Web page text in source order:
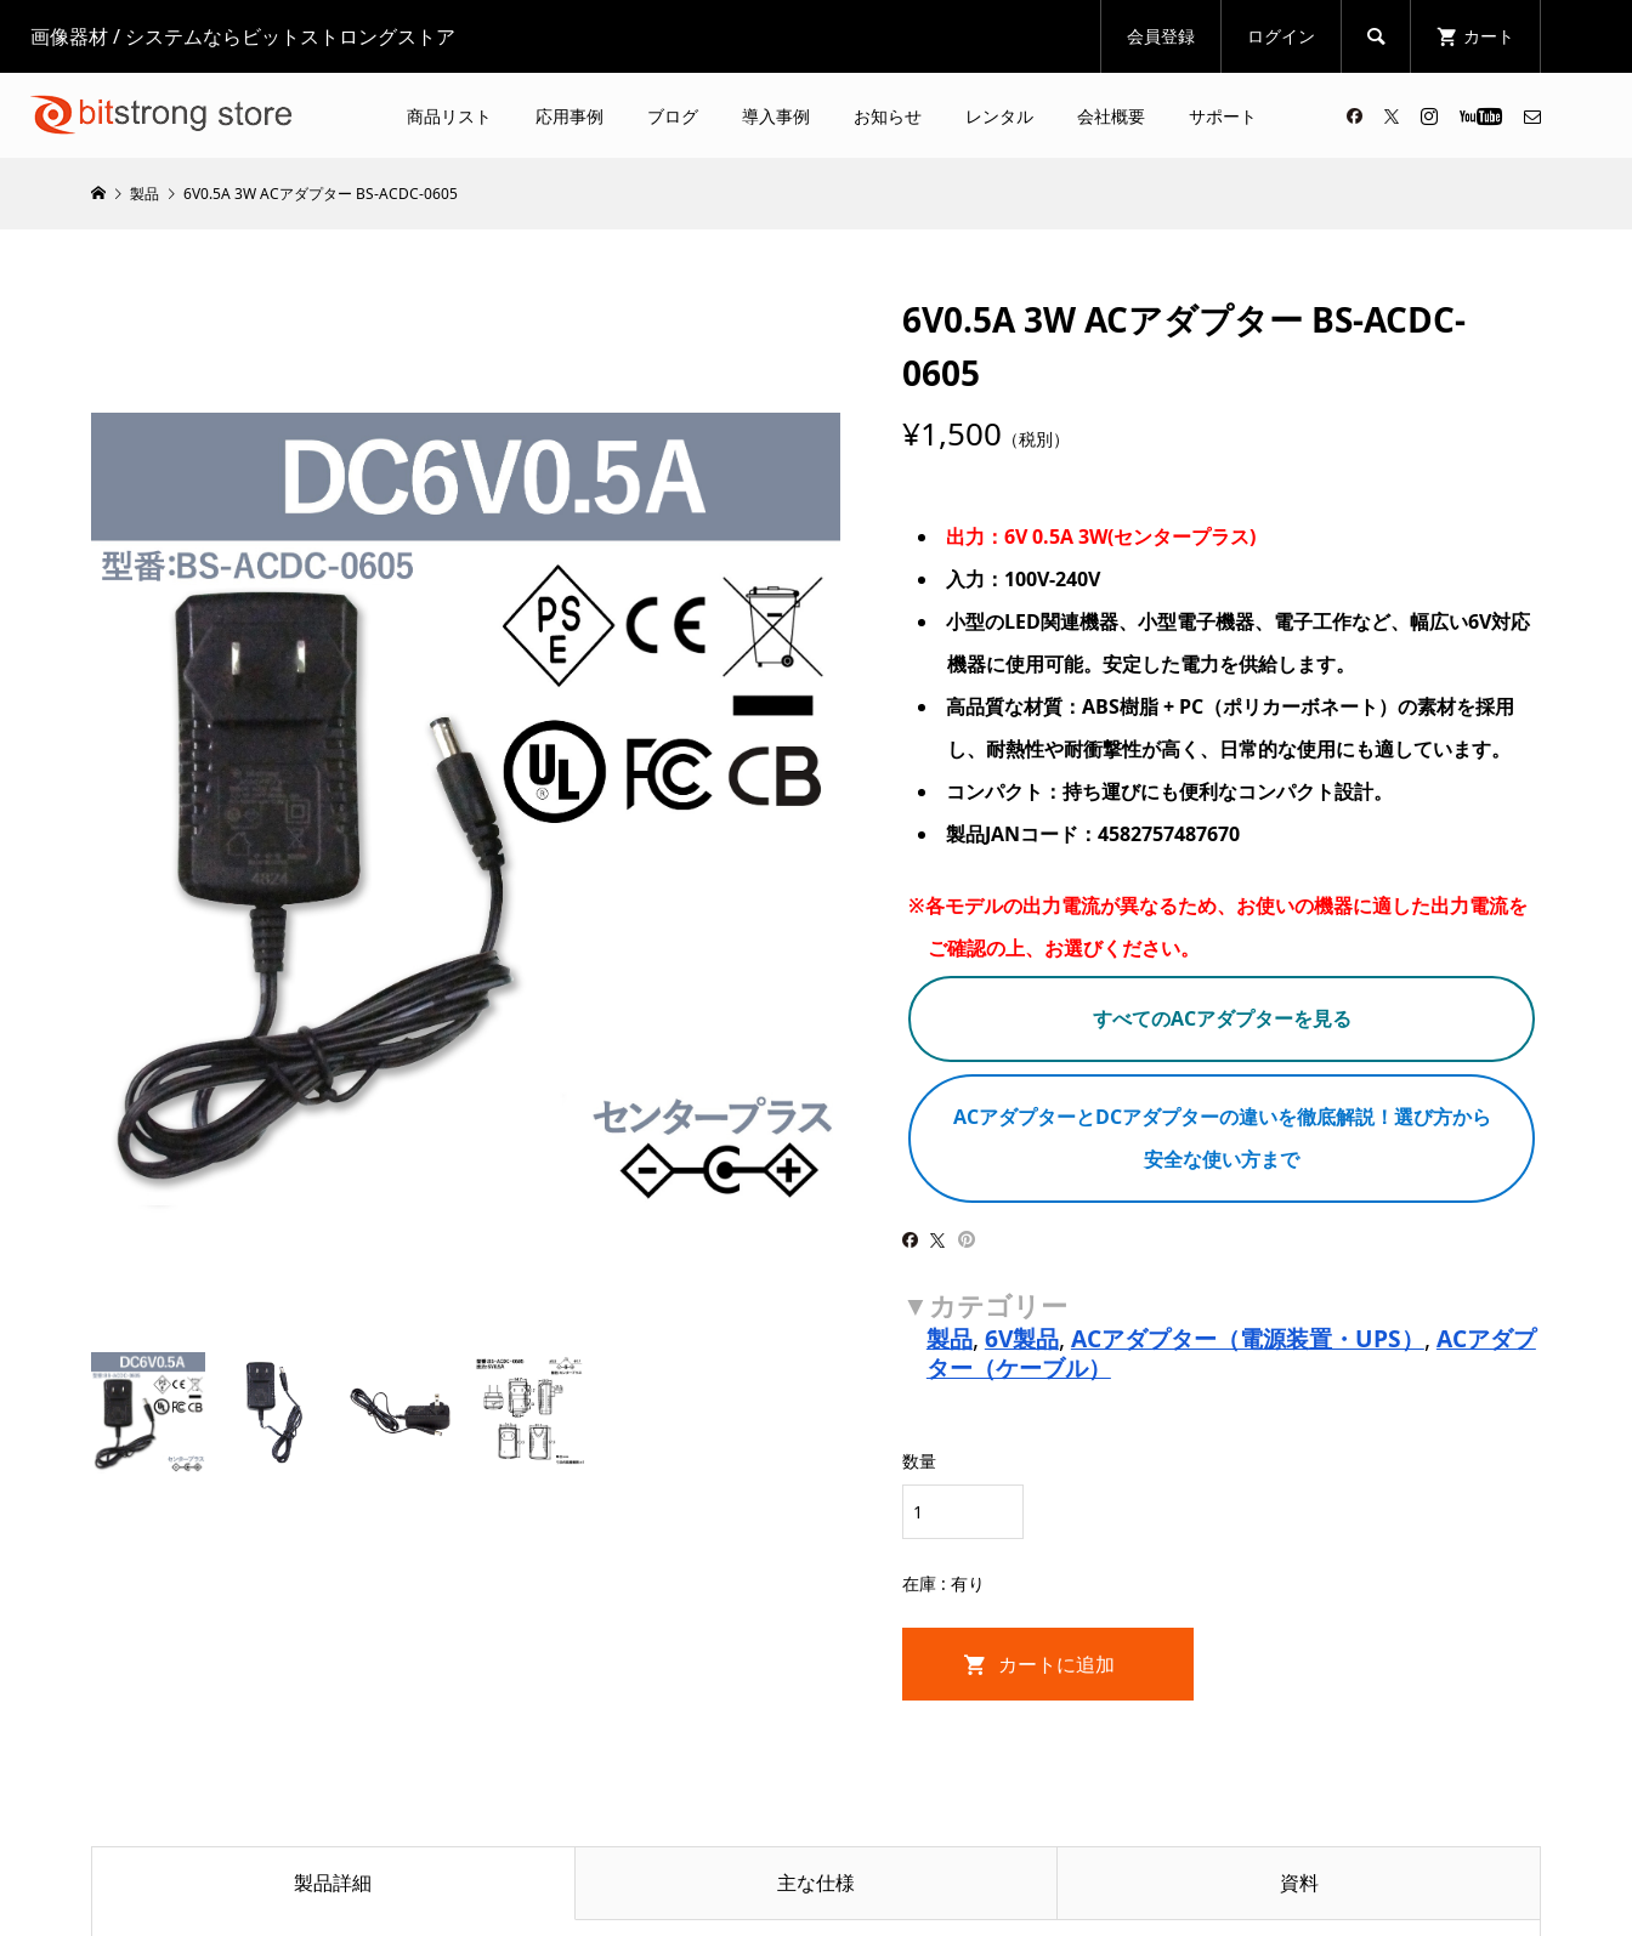
画像器材 / システムならビットストロングストア 会員登録 ログイン  カート
商品リスト 応用事例 ブログ 導入事例 お知らせ レンタル 会社概要 サポート
製品 6V0.5A 3W ACアダプター BS-ACDC-0605
6V0.5A 3W ACアダプター BS-ACDC-
0605
¥1,500 （税別）
出力：6V 0.5A 3W(センタープラス)
入力：100V-240V
小型のLED関連機器、小型電子機器、電子工作など、幅広い6V対応
機器に使用可能。安定した電力を供給します。
高品質な材質：ABS樹脂 + PC（ポリカーボネート）の素材を採用
し、耐熱性や耐衝撃性が高く、日常的な使用にも適しています。
コンパクト：持ち運びにも便利なコンパクト設計。
製品JANコード：4582757487670
※各モデルの出力電流が異なるため、お使いの機器に適した出力電流を
ご確認の上、お選びください。
すべてのACアダプターを見る
ACアダプターとDCアダプターの違いを徹底解説！選び方から
安全な使い方まで
製品, 6V製品, ACアダプター（電源装置・UPS） , ACアダプ
ター（ケーブル）
数量
在庫 : 有り
製品詳細 主な仕様 資料